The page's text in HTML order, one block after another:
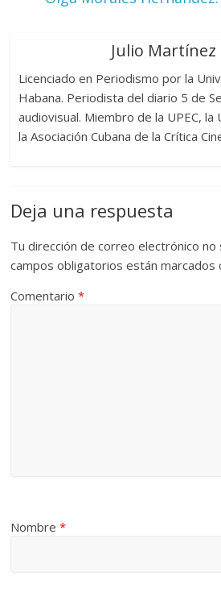
Julio
Licenciado en Periodismo por la
Habana. Periodista del diario 5 de
audiovisual. Miembro de la UPEC, la
la Asociación Cubana de la Crítica
Deja una respuesta
Tu dirección de correo electrónico no
campos obligatorios están marcados
Comentario*
Nombre*